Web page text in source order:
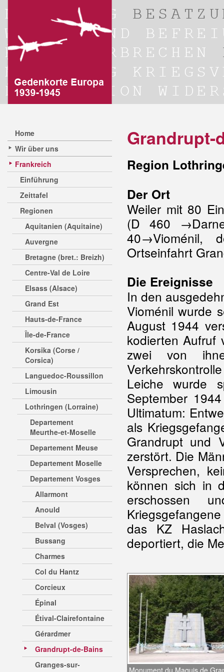
Home
Wir über uns
Frankreich
Einführung
Zeittafel
Regionen
Aquitanien (Aquitaine)
Auvergne
Bretagne (bret.: Breizh)
Centre-Val de Loire
Elsass (Alsace)
Grand Est
Hauts-de-France
Île-de-France
Korsika (Corse /
Corsica)
Languedoc-Roussillon
Limousin
Lothringen (Lorraine)
Departement
Meurthe-et-Moselle
Departement Meuse
Departement Moselle
Departement Vosges
Allarmont
Anould
Belval (Vosges)
Bussang
Charmes
Col du Hantz
Corcieux
Épinal
Étival-Clairefontaine
Gérardmer
Grandrupt-de-Bains
Granges-sur-
Grandrupt-
Region
Der Ort
Weiler mit 80
(D 460
40→Vioménil,
Ortseinfahrt
Die Ereignisse
In den
Vioménil wurde
August 1944
kodierten Aufruf
zwei von
Leiche wurde
September
Ultimatum:
als
Grandrupt und
zerstört. Die
Versprechen,
können sich in
erschossen
das KZ
deportiert, die
Monument du Maquis de